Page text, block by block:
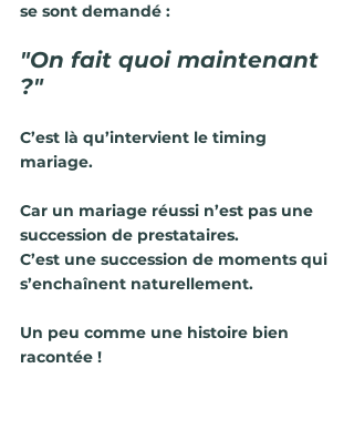
se sont demandé :
"On fait quoi maintenant
?"
C’est là qu’intervient le timing
mariage.
Car un mariage réussi n’est pas une
succession de prestataires.
C’est une succession de moments qui
s’enchaînent naturellement.
Un peu comme une histoire bien
racontée !